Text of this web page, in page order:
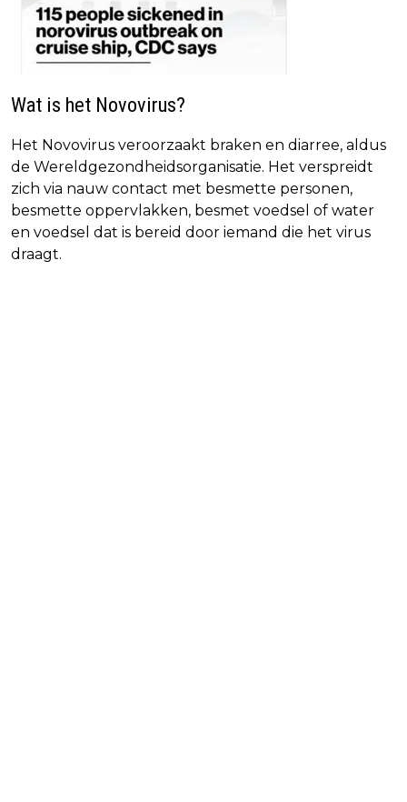
Wat is het Novovirus?
Het Novovirus veroorzaakt braken en diarree, aldus
de Wereldgezondheidsorganisatie. Het verspreidt
zich via nauw contact met besmette personen,
besmette oppervlakken, besmet voedsel of water
en voedsel dat is bereid door iemand die het virus
draagt.